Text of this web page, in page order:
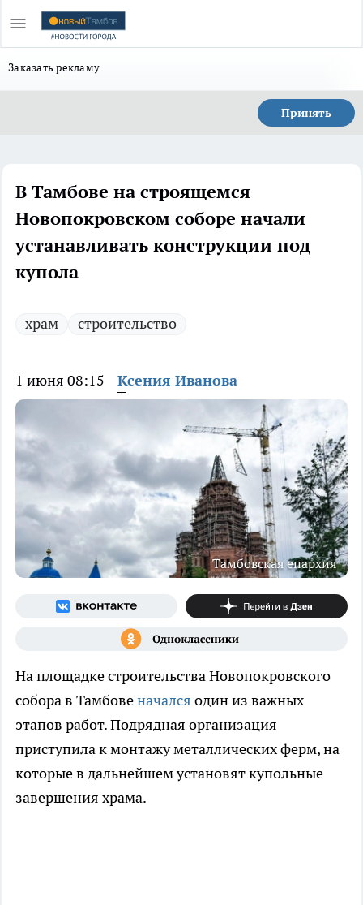
Заказать рекламу
Принять
В Тамбове на строящемся
Новопокровском соборе начали
устанавливать конструкции под
купола
храм строительство
1 июня 08:15 Ксения Иванова
Тамбовская епархия
На площадке строительства Новопокровского
собора в Тамбовеначался один из важных
этапов работ. Подрядная организация
приступила к монтажу металлических ферм, на
которые в дальнейшем установят купольные
завершения храма.